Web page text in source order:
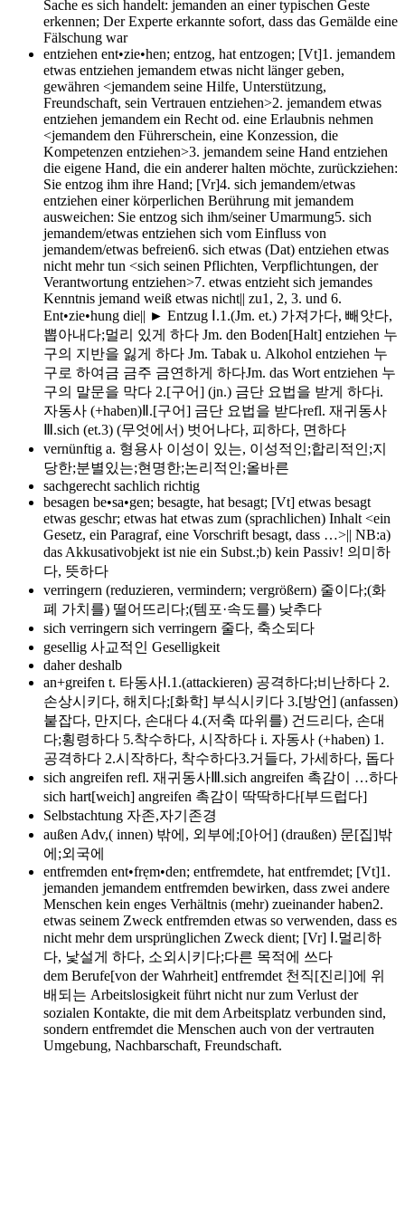
Sache es sich handelt: jemanden an einer typischen Geste
erkennen; Der Experte erkannte sofort, dass das Gemälde eine
Fälschung war
entziehen ent•zie•hen; entzog, hat entzogen; [Vt]1. jemandem
etwas entziehen jemandem etwas nicht länger geben,
gewähren <jemandem seine Hilfe, Unterstützung,
Freundschaft, sein Vertrauen entziehen>2. jemandem etwas
entziehen jemandem ein Recht od. eine Erlaubnis nehmen
<jemandem den Führerschein, eine Konzession, die
Kompetenzen entziehen>3. jemandem seine Hand entziehen
die eigene Hand, die ein anderer halten möchte, zurückziehen:
Sie entzog ihm ihre Hand; [Vr]4. sich jemandem/etwas
entziehen einer körperlichen Berührung mit jemandem
ausweichen: Sie entzog sich ihm/seiner Umarmung5. sich
jemandem/etwas entziehen sich vom Einfluss von
jemandem/etwas befreien6. sich etwas (Dat) entziehen etwas
nicht mehr tun <sich seinen Pflichten, Verpflichtungen, der
Verantwortung entziehen>7. etwas entzieht sich jemandes
Kenntnis jemand weiß etwas nicht|| zu1, 2, 3. und 6.
Ent•zie•hung die|| ► Entzug Ⅰ.1.(Jm. et.) 가져가다, 빼앗다,
뽑아내다;멀리 있게 하다 Jm. den Boden[Halt] entziehen 누
구의 지반을 잃게 하다 Jm. Tabak u. Alkohol entziehen 누
구로 하여금 금주 금연하게 하다Jm. das Wort entziehen 누
구의 말문을 막다 2.[구어] (jn.) 금단 요법을 받게 하다i.
자동사 (+haben)Ⅱ.[구어] 금단 요법을 받다refl. 재귀동사
Ⅲ.sich (et.3) (무엇에서) 벗어나다, 피하다, 면하다
vernünftig a. 형용사 이성이 있는, 이성적인;합리적인;지
당한;분별있는;현명한;논리적인;올바른
sachgerecht sachlich richtig
besagen be•sa•gen; besagte, hat besagt; [Vt] etwas besagt
etwas geschr; etwas hat etwas zum (sprachlichen) Inhalt <ein
Gesetz, ein Paragraf, eine Vorschrift besagt, dass …>|| NB:a)
das Akkusativobjekt ist nie ein Subst.;b) kein Passiv! 의미하
다, 뜻하다
verringern (reduzieren, vermindern; vergrößern) 줄이다;(화
폐 가치를) 떨어뜨리다;(템포·속도를) 낮추다
sich verringern sich verringern 줄다, 축소되다
gesellig 사교적인 Geselligkeit
daherdeshalb
an+greifen t. 타동사Ⅰ.1.(attackieren) 공격하다;비난하다 2.
손상시키다, 해치다;[화학] 부식시키다 3.[방언] (anfassen)
붙잡다, 만지다, 손대다 4.(저축 따위를) 건드리다, 손대
다;횡령하다 5.착수하다, 시작하다 i. 자동사 (+haben) 1.
공격하다 2.시작하다, 착수하다3.거들다, 가세하다, 돕다
sich angreifen refl. 재귀동사Ⅲ.sich angreifen 촉감이 …하다
sich hart[weich] angreifen 촉감이 딱딱하다[부드럽다]
Selbstachtung 자존,자기존경
außen Adv,( innen) 밖에, 외부에;[아어] (draußen) 문[집]밖
에;외국에
entfremden ent•frẹm•den; entfremdete, hat entfremdet; [Vt]1.
jemanden jemandem entfremden bewirken, dass zwei andere
Menschen kein enges Verhältnis (mehr) zueinander haben2.
etwas seinem Zweck entfremden etwas so verwenden, dass es
nicht mehr dem ursprünglichen Zweck dient; [Vr] Ⅰ.멀리하
다, 낯설게 하다, 소외시키다;다른 목적에 쓰다
dem Berufe[von der Wahrheit] entfremdet 천직[진리]에 위
배되는 Arbeitslosigkeit führt nicht nur zum Verlust der
sozialen Kontakte, die mit dem Arbeitsplatz verbunden sind,
sondern entfremdet die Menschen auch von der vertrauten
Umgebung, Nachbarschaft, Freundschaft.